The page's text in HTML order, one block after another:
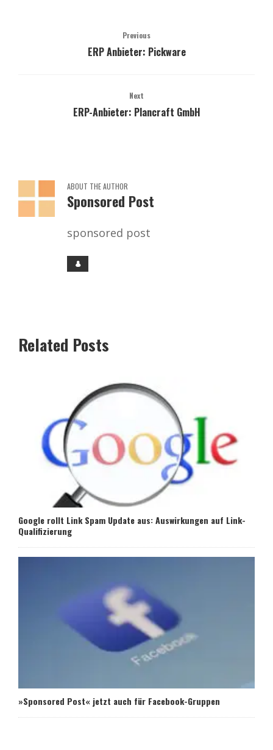
Previous
ERP Anbieter: Pickware
Next
ERP-Anbieter: Plancraft GmbH
ABOUT THE AUTHOR
Sponsored Post
sponsored post
Related Posts
Google rollt Link Spam Update aus: Auswirkungen auf Link-
Qualifizierung
»Sponsored Post« jetzt auch für Facebook-Gruppen